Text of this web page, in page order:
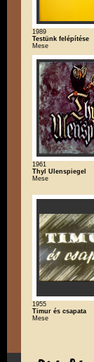
1989
Testünk felépítése
Mese
1961
Thyl Ulenspiegel
Mese
1955
Timur és csapata
Mese